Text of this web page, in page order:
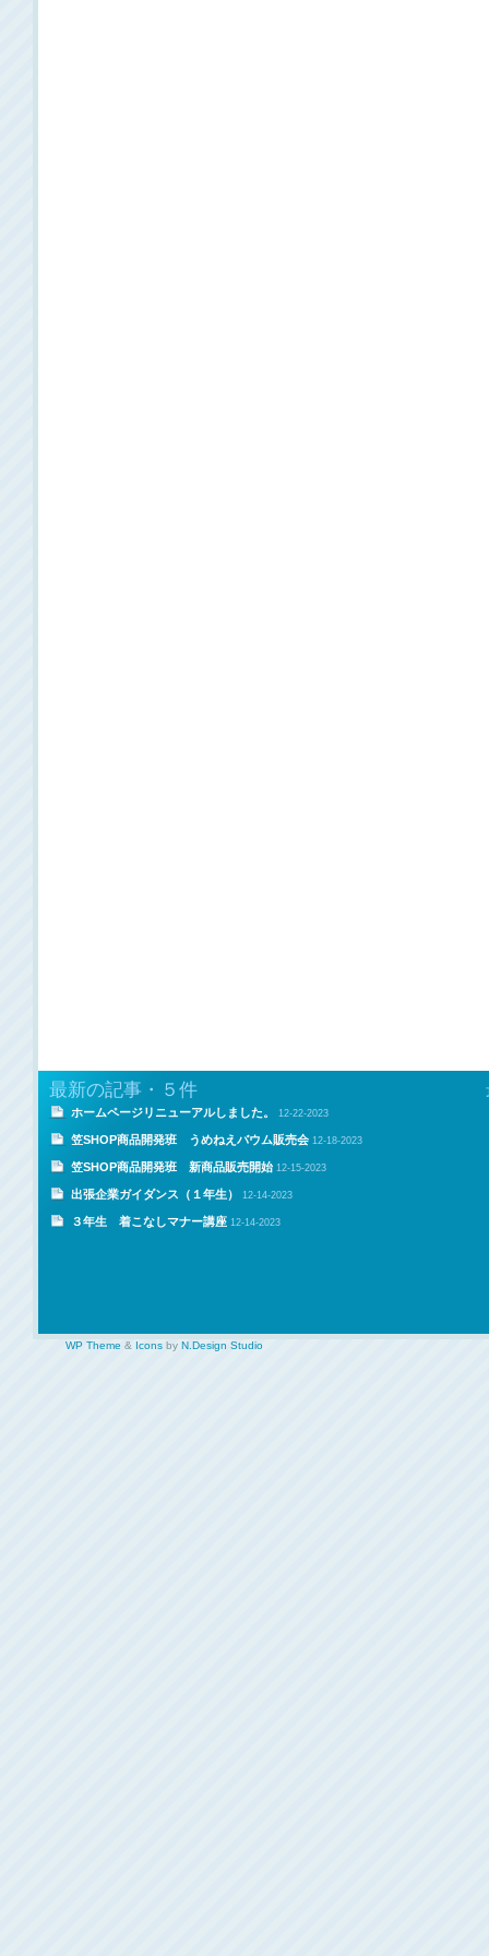
最新の記事・５件
ホームページリニューアルしました。 12-22-2023
笠SHOP商品開発班 うめねえバウム販売会 12-18-2023
笠SHOP商品開発班 新商品販売開始 12-15-2023
出張企業ガイダンス（１年生） 12-14-2023
３年生 着こなしマナー講座 12-14-2023
WP Theme & Icons by N.Design Studio